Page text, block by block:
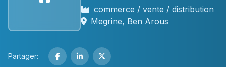
commerce / vente / distribution
Megrine, Ben Arous
Partager: